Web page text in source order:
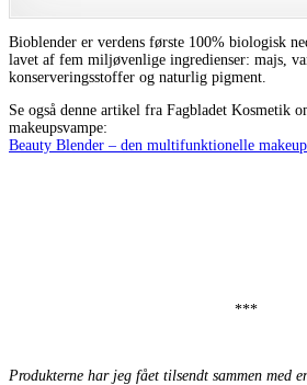
Bioblender er verdens første 100% biologisk
lavet af fem miljøvenlige ingredienser: majs,
konserveringsstoffer og naturlig pigment.
Se også denne artikel fra Fagbladet Kosmetik
makeupsvampe:
Beauty Blender – den multifunktionelle
***
Produkterne har jeg fået tilsendt sammen med